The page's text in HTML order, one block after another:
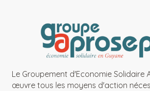
Le Groupement d'Economie Solidaire
œuvre tous les moyens d'action